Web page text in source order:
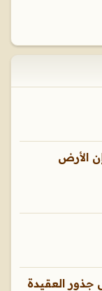
الأرض
العقيدة